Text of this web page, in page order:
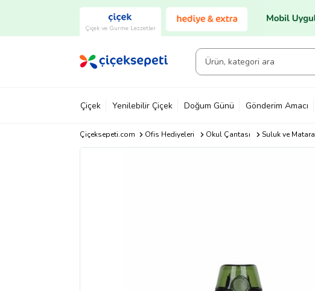
Çiçek ve Gurme Lezzetler
Çiçek Yenilebilir Çiçek Doğum Günü Gönderim Amacı
Çiçeksepeti.com Ofis Hediyeleri Okul Çantası Suluk ve Matara